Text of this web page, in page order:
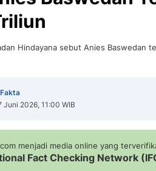
Hindayana sebut Anies Baswedan
Juni 2026, 11:00 WIB
menjadi media online yang
Fact Checking Network